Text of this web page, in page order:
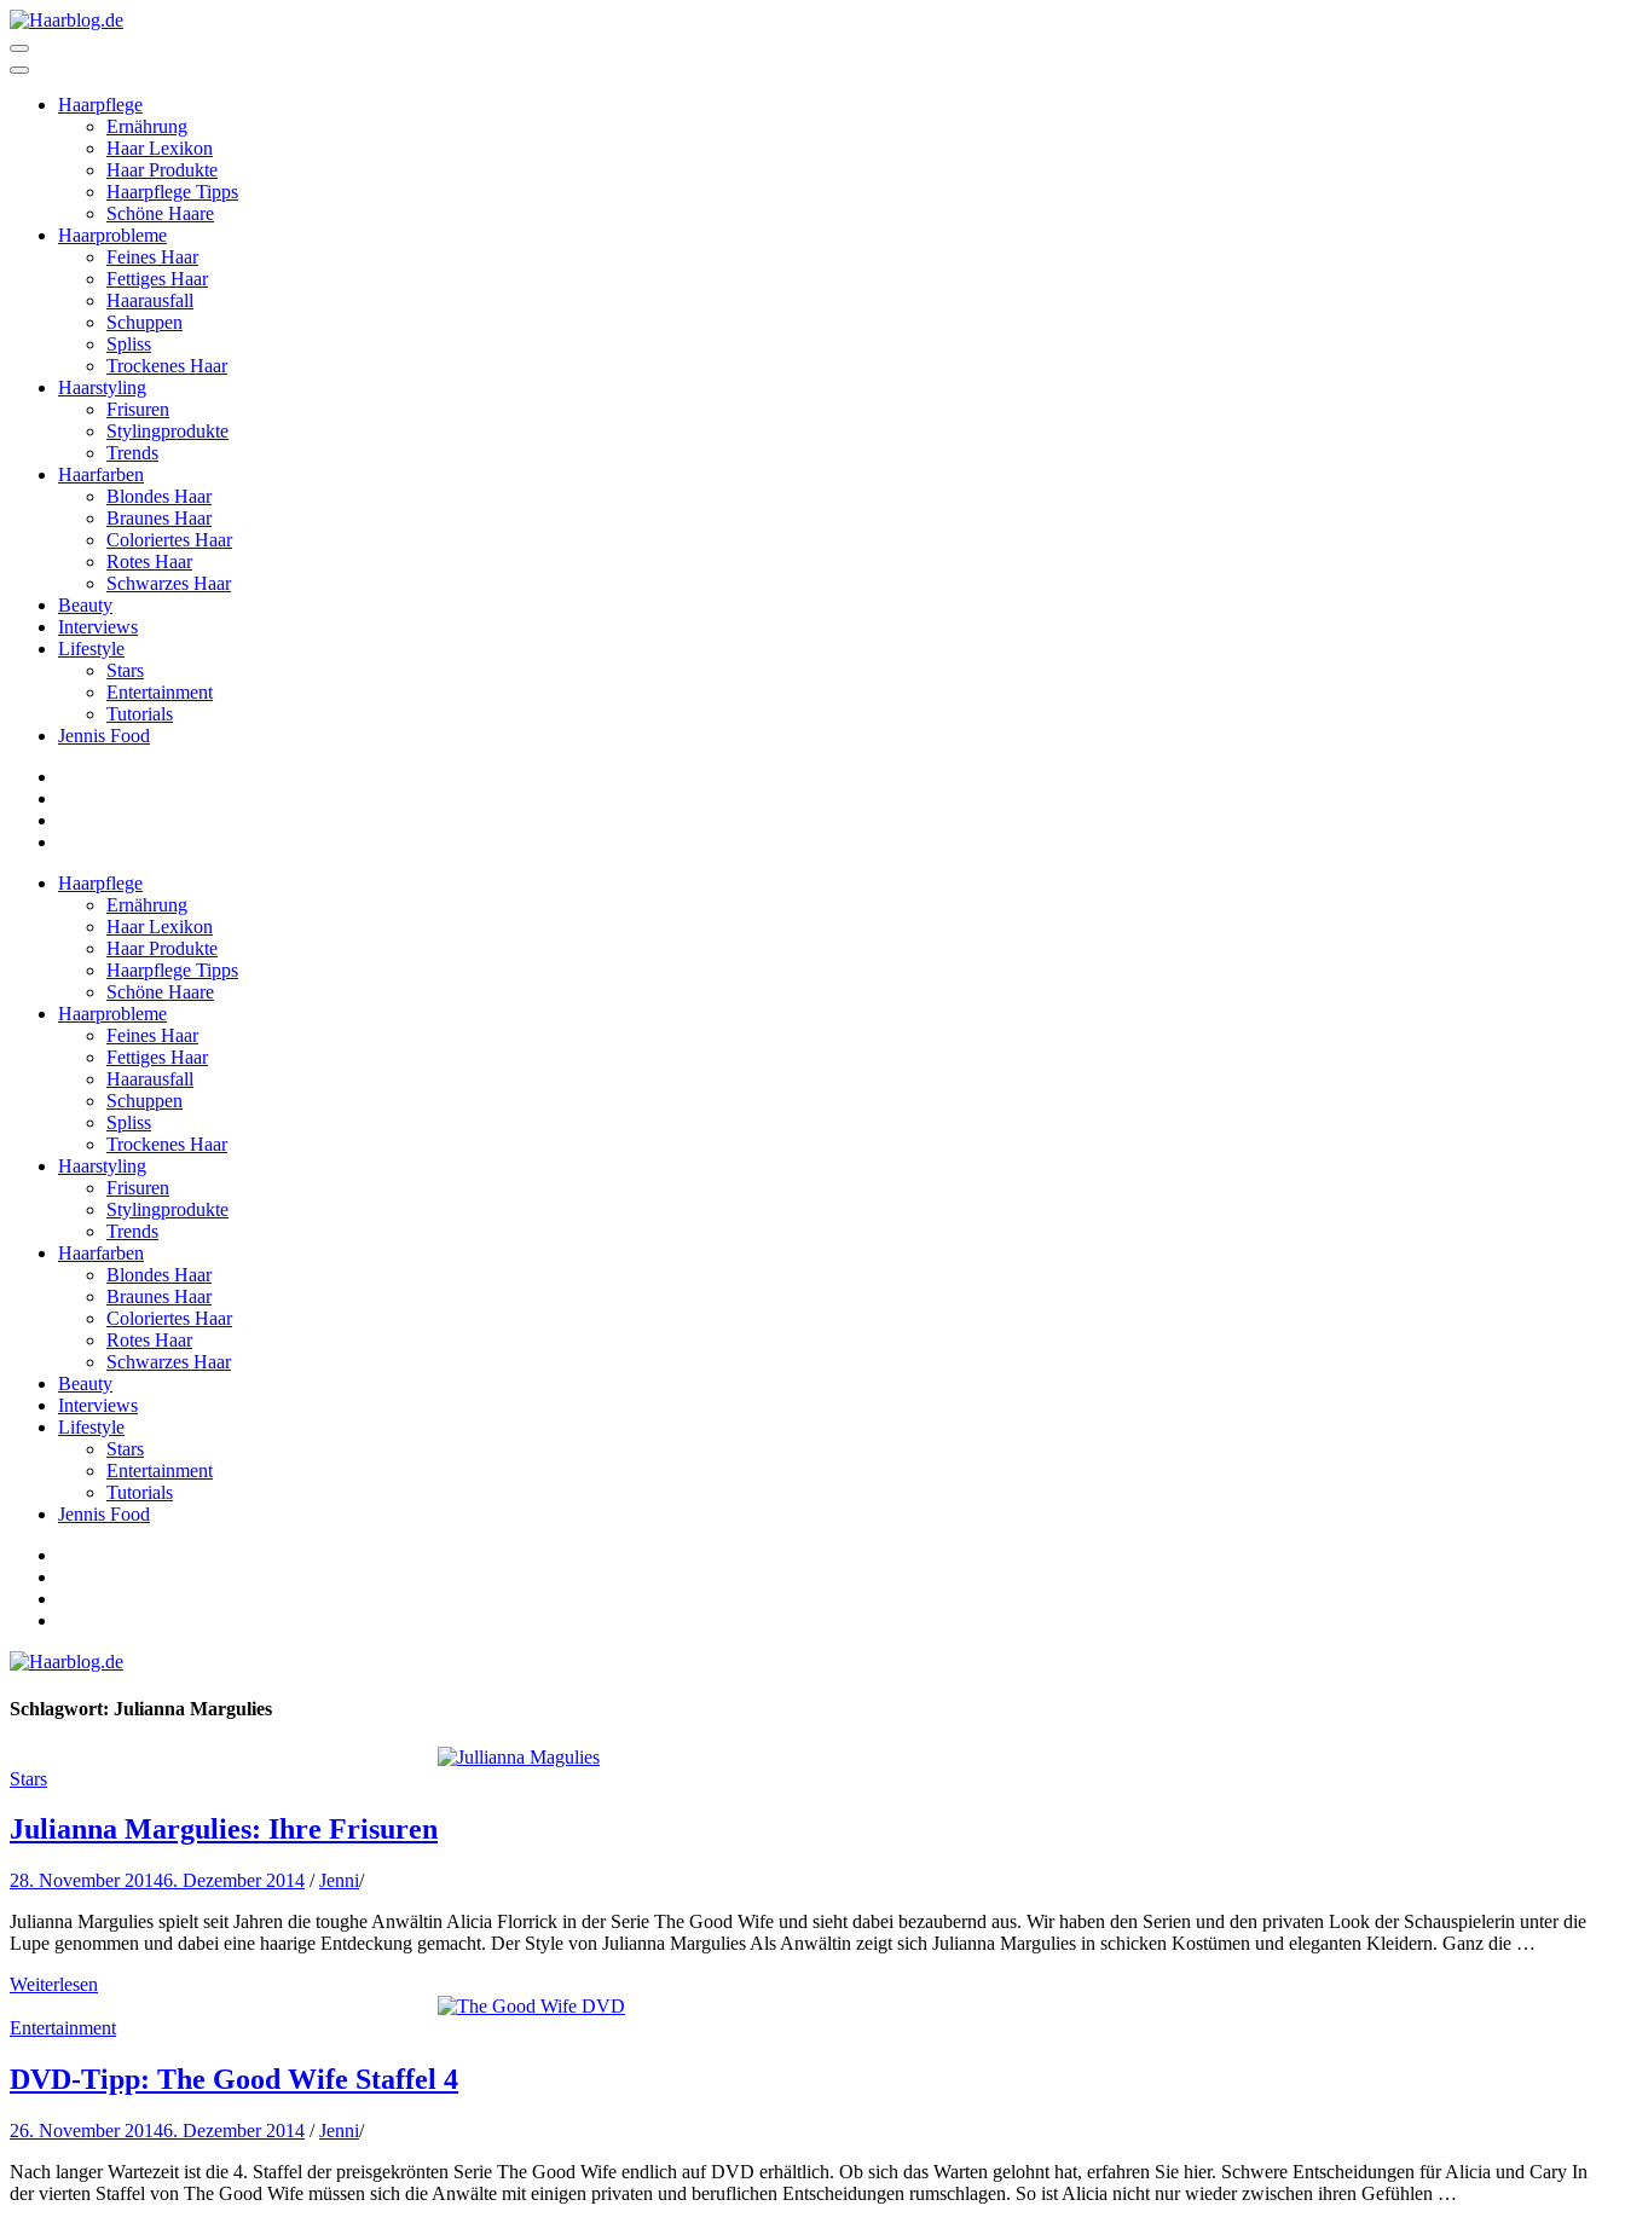
Zum
Inhalt
springen
drücken)Haarpflege
Ernährung
Haar Lexikon
Haar Produkte
Haarpflege Tipps
Schöne Haare
Haarprobleme
Feines Haar
Fettiges Haar
Haarausfall
Schuppen
Spliss
Trockenes Haar
Haarstyling
Frisuren
Stylingprodukte
Trends
Haarfarben
Blondes Haar
Braunes Haar
Coloriertes Haar
Rotes Haar
Schwarzes Haar
Beauty
Interviews
Lifestyle
Stars
Entertainment
Tutorials
Jennis Food
Haarpflege
Ernährung
Haar Lexikon
Haar Produkte
Haarpflege Tipps
Schöne Haare
Haarprobleme
Feines Haar
Fettiges Haar
Haarausfall
Schuppen
Spliss
Trockenes Haar
Haarstyling
Frisuren
Stylingprodukte
Trends
Haarfarben
Blondes Haar
Braunes Haar
Coloriertes Haar
Rotes Haar
Schwarzes Haar
Beauty
Interviews
Lifestyle
Stars
Entertainment
Tutorials
Jennis Food
Haarblog.de
Haarpflege | Haarstyling | Beauty | Entertainment
Schlagwort: Julianna Margulies
Stars
Julianna Margulies: Ihre Frisuren
28. November 20146. Dezember 2014 /Jenni/
Julianna Margulies spielt seit Jahren die toughe Anwältin Alicia Florrick in der Serie The Good Wife und sieht dabei bezaubernd aus. Wir haben den Serien und den privaten Look der Schauspielerin unter die
Lupe genommen und dabei eine haarige Entdeckung gemacht. Der Style von Julianna Margulies Als Anwältin zeigt sich Julianna Margulies in schicken Kostümen und eleganten Kleidern. Ganz die …
Weiterlesen
Entertainment
DVD-Tipp: The Good Wife Staffel 4
26. November 20146. Dezember 2014 /Jenni/
Nach langer Wartezeit ist die 4. Staffel der preisgekrönten Serie The Good Wife endlich auf DVD erhältlich. Ob sich das Warten gelohnt hat, erfahren Sie hier. Schwere Entscheidungen für Alicia und Cary In
der vierten Staffel von The Good Wife müssen sich die Anwälte mit einigen privaten und beruflichen Entscheidungen rumschlagen. So ist Alicia nicht nur wieder zwischen ihren Gefühlen …